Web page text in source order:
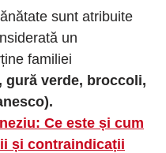
sunt atribuite
un
familiei
gură verde, broccoli,
Ce este și cum
și contraindicații